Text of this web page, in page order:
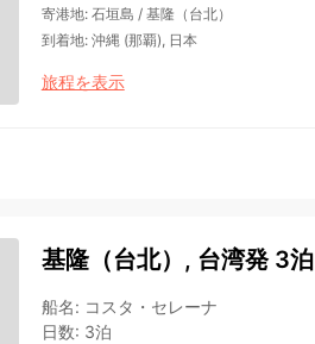
寄港地: 石垣島 / 基隆（台北）
到着地: 沖縄 (那覇), 日本
旅程を表示
基隆（台北）, 台湾発 3泊
船名: コスタ・セレーナ
日数: 3泊